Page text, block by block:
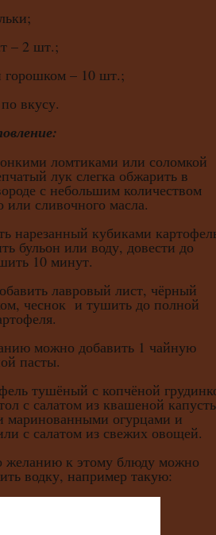
– 2 шт.;
горошком – 10 шт.;
вкусу.
ломтиками или соломкой
лук слегка обжарить в
с небольшим количеством
или сливочного масла.
кубиками
бульон или воду, довести до
10 минут.
лавровый лист, чёрный
чеснок и тушить до полной
можно добавить 1 чайную
пасты.
тушёный с копчёной
с салатом из квашеной
маринованными огурцами и
с салатом из свежих овощей.
к этому блюду можно
водку, например такую: